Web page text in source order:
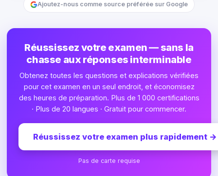
Ajoutez-nous comme source préférée sur Google
Réussissez votre examen — sans la
chasse aux réponses interminable
Obtenez toutes les questions et explications vérifiées
pour cet examen en un seul endroit, et économisez
des heures de préparation. Plus de 1 000 certifications
· Plus de 20 langues · Gratuit pour commencer.
Réussissez votre examen plus rapidement →
Pas de carte requise